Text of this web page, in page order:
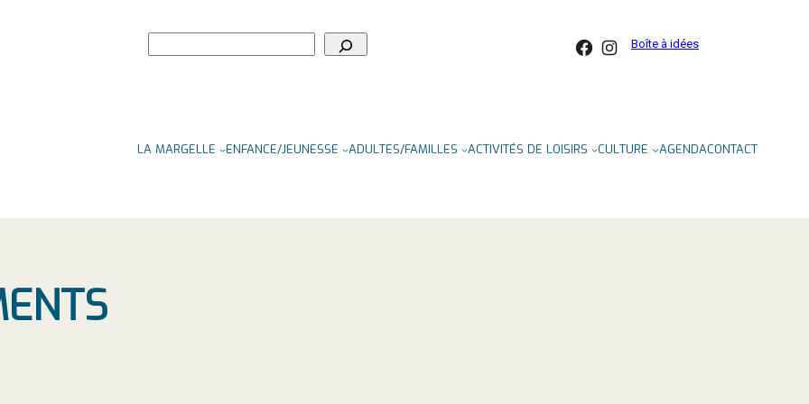
Facebook
Instagram
Boîte à idées
LA MARGELLE ENFANCE/JEUNESSE ADULTES/FAMILLES ACTIVITÉS DE LOISIRS CULTURE AGENDACONTACT